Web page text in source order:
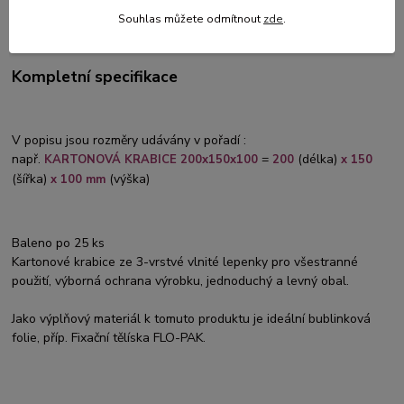
KK 500-004
Kompletní specifikace
V popisu jsou rozměry udávány v pořadí :
např. KARTONOVÁ KRABICE 200x150x100 = 200 (délka)x 150
(šířka)x 100 mm (výška)
Baleno po 25 ks
Kartonové krabice ze 3-vrstvé vlnité lepenky pro všestranné
použití, výborná ochrana výrobku, jednoduchý a levný obal.
Jako výplňový materiál k tomuto produktu je ideální bublinková
folie, příp. Fixační tělíska FLO-PAK.
Souhlas můžete odmítnout zde.